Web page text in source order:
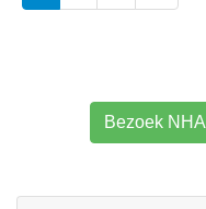
Bezoek NHA